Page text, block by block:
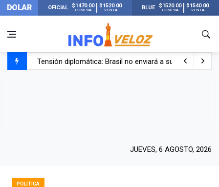
DOLAR OFICIAL $1470.00
COMPRA
$1520.00
VENTA BLUE $1520.00
COMPRA
$1540.00
VENTA
Tensión diplomática: Brasil no enviará a su embajador
JUEVES, 6 AGOSTO, 2026
POLÍTICA